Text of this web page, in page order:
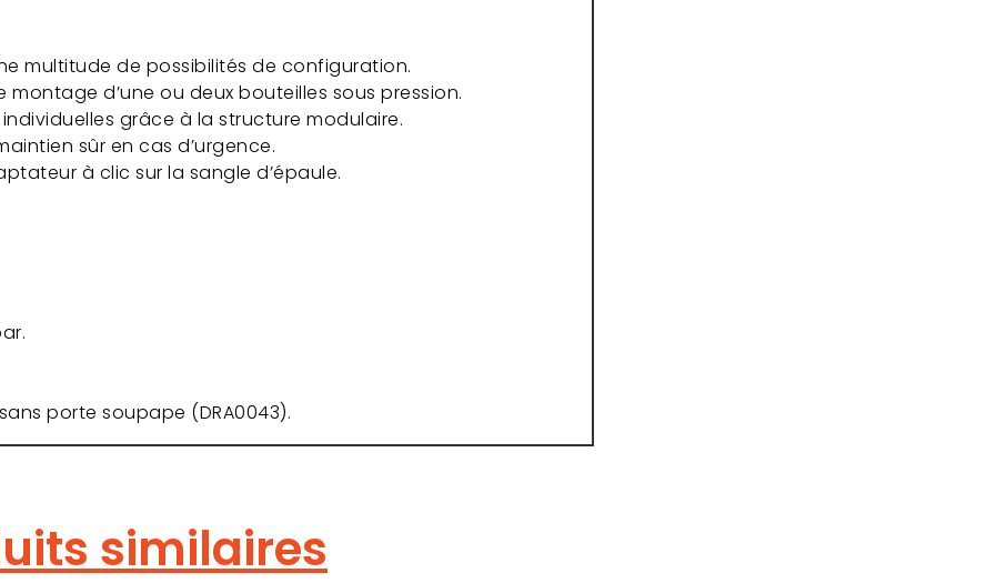
multitude de possibilités de configuration.
d’une ou deux bouteilles sous pression.
grâce à la structure modulaire.
sûr en cas d’urgence.
à clic sur la sangle d’épaule.
porte soupape (DRA0043).
similaires